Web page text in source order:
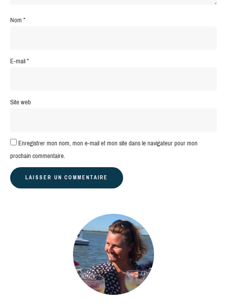
Nom*
E-mail*
Site web
Enregistrer mon nom, mon e-mail et mon site dans le navigateur pour mon
prochain commentaire.